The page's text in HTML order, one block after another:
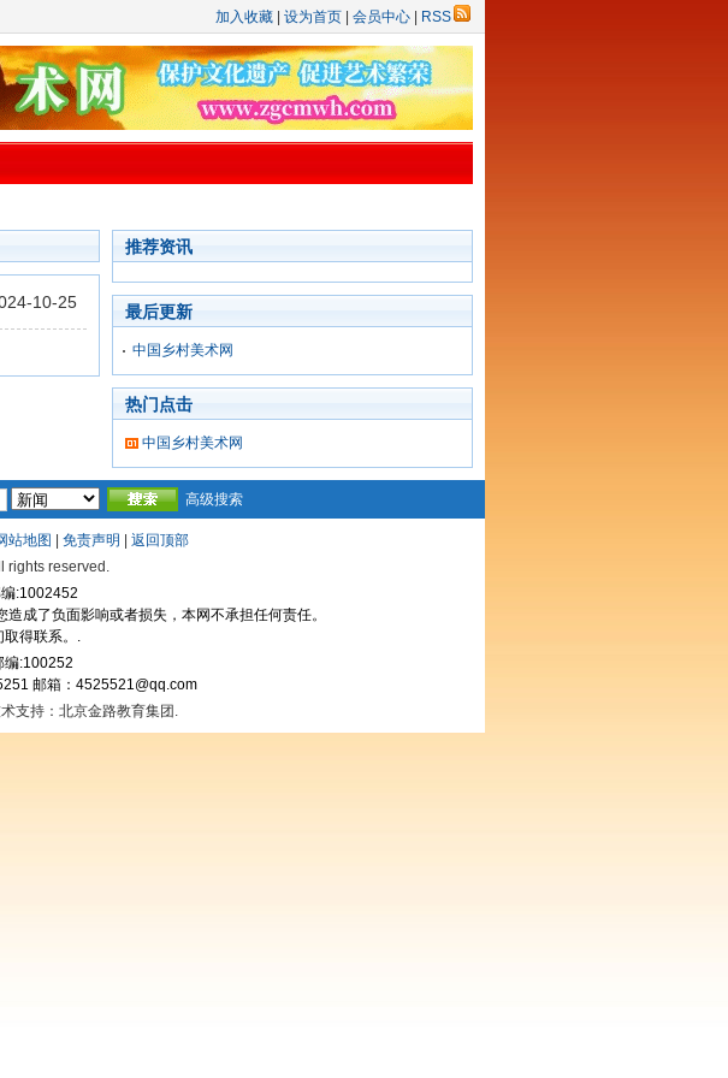
加入收藏 设为首页 会员中心 RSS
10-25
推荐资讯
最后更新
中国乡村美术网
热门点击
中国乡村美术网
高级搜索
站地图 免责声明
返回顶部
rights reserved.
:1002452
成了负面影响或者损失，本网不承担任何责任。
得联系。.
编:100252
邮箱：4525521@qq.com
支持：北京金路教育集团.